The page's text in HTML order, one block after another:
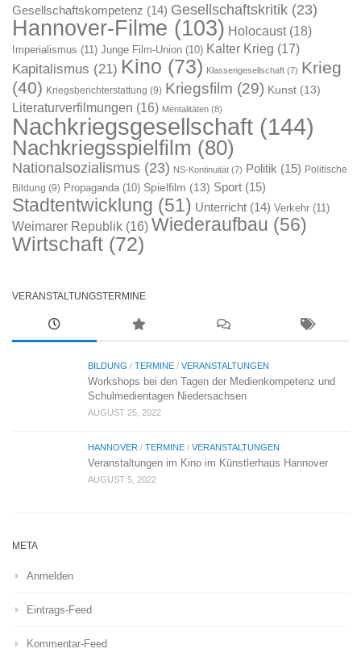
Gesellschaftskompetenz (14) Gesellschaftskritik (23)
Hannover-Filme (103) Holocaust(18)
Imperialismus (11) Junge Film-Union (10) Kalter Krieg (17)
Kapitalismus (21) Kino (73) Klassengesellschaft (7) Krieg
(40) Kriegsberichterstattung (9) Kriegsfilm (29) Kunst (13)
Literaturverfilmungen (16) Mentalitäten (8)
Nachkriegsgesellschaft (144)
Nachkriegsspielfilm (80)
Nationalsozialismus (23) NS-Kontinuität (7) Politik (15) Politische
Bildung (9) Propaganda (10) Spielfilm (13) Sport (15)
Stadtentwicklung (51) Unterricht (14) Verkehr (11)
Weimarer Republik (16) Wiederaufbau (56)
Wirtschaft (72)
VERANSTALTUNGSTERMINE
BILDUNG / TERMINE / VERANSTALTUNGEN
Workshops bei den Tagen der Medienkompetenz und
Schulmedientagen Niedersachsen
AUGUST 25, 2022
HANNOVER / TERMINE / VERANSTALTUNGEN
Veranstaltungen im Kino im Künstlerhaus Hannover
AUGUST 5, 2022
META
Anmelden
Eintrags-Feed
Kommentar-Feed